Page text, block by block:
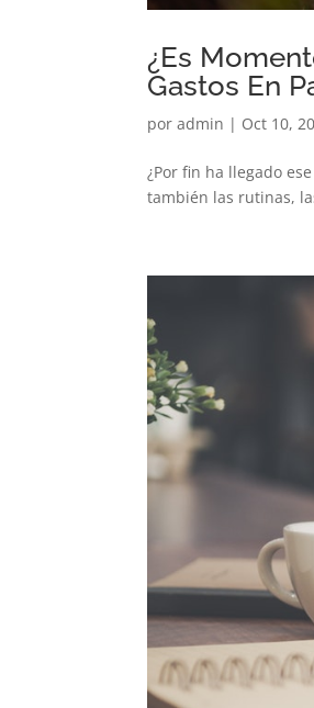
¿Es
Gastos En
poradmin | Oct 10,
¿Por fin ha llegado
también las rutinas,